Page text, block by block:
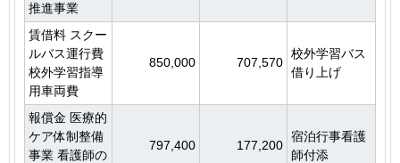
推進事業
賃借料 スクー
ルバス運行費
校外学習指導
用車両費
850,000 707,570
校外学習バス
借り上げ
報償金 医療的
ケア体制整備
事業 看護師の
797,400 177,200
宿泊行事看護
師付添